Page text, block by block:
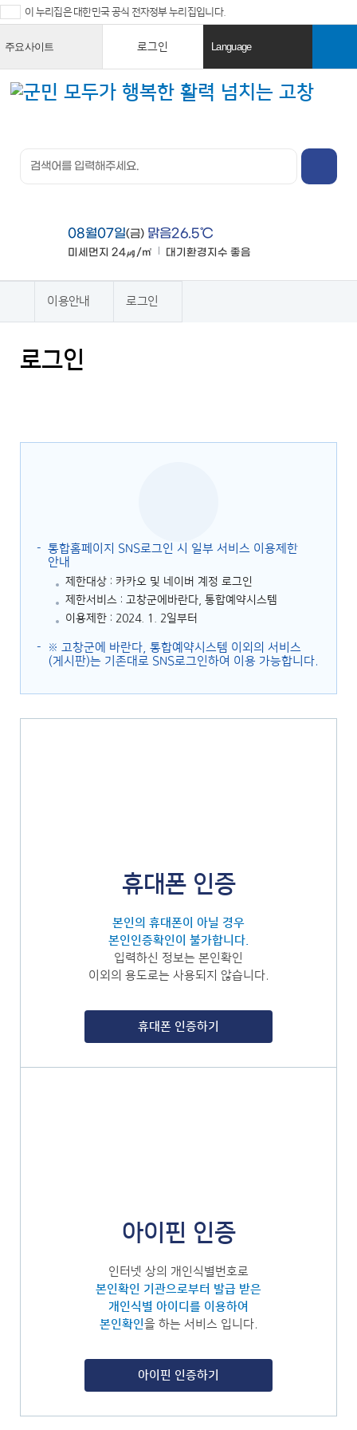
이 누리집은 대한민국 공식 전자정부 누리집입니다.
주요사이트 로그인 Language
기
08월07일(금) 맑음26.5℃
미세먼지 24㎍/㎥ 대기환경지수 좋음
열기
이용안내 로그인
로그인
통합홈페이지 SNS로그인 시 일부 서비스 이용제한
안내
제한대상 : 카카오 및 네이버 계정 로그인
제한서비스 : 고창군에바란다, 통합예약시스템
이용제한 : 2024. 1. 2일부터
※ 고창군에 바란다, 통합예약시스템 이외의 서비스
(게시판)는 기존대로 SNS로그인하여 이용 가능합니다.
휴대폰 인증
본인의 휴대폰이 아닐 경우
본인인증확인이 불가합니다.
입력하신 정보는 본인확인
이외의 용도로는 사용되지 않습니다.
휴대폰 인증하기
아이핀 인증
인터넷 상의 개인식별번호로
본인확인 기관으로부터 발급 받은
개인식별 아이디를 이용하여
본인확인을 하는 서비스 입니다.
아이핀 인증하기